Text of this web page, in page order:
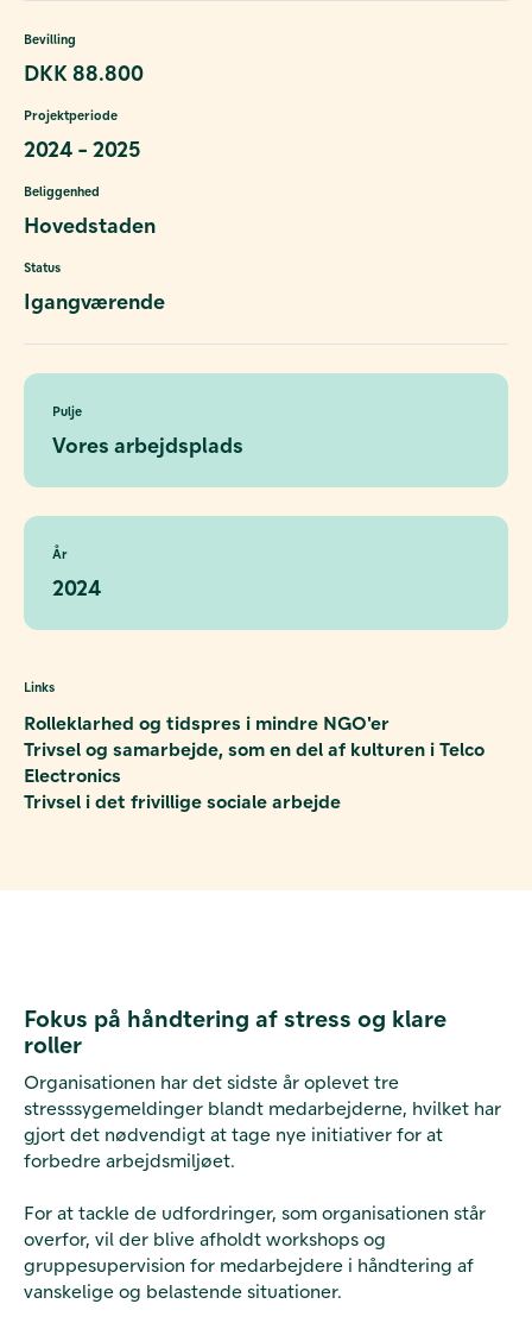
Bevilling
DKK 88.800
Projektperiode
2024 - 2025
Beliggenhed
Hovedstaden
Status
Igangværende
Pulje
Vores arbejdsplads
År
2024
Links
Rolleklarhed og tidspres i mindre NGO'er
Trivsel og samarbejde, som en del af kulturen i Telco
Electronics
Trivsel i det frivillige sociale arbejde
Fokus på håndtering af stress og klare
roller
Organisationen har det sidste år oplevet tre
stresssygemeldinger blandt medarbejderne, hvilket har
gjort det nødvendigt at tage nye initiativer for at
forbedre arbejdsmiljøet.
For at tackle de udfordringer, som organisationen står
overfor, vil der blive afholdt workshops og
gruppesupervision for medarbejdere i håndtering af
vanskelige og belastende situationer.